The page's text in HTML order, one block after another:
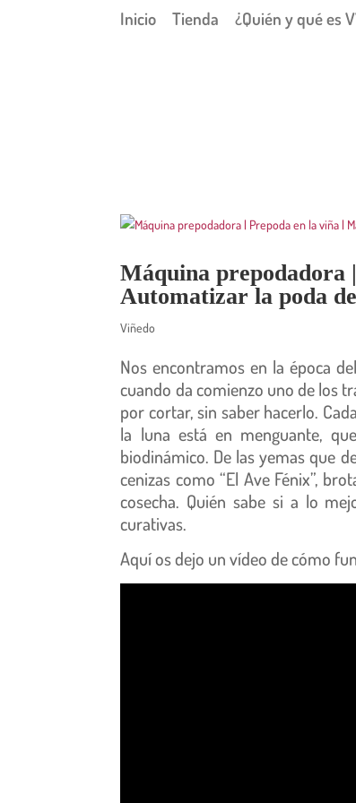
Inicio Tienda ¿Quién y qué es
Máquina prepodadora
Automatizar la poda
Viñedo
Nos encontramos en la época
cuando da comienzo uno de los
por cortar, sin saber hacerlo.
la luna está en menguante,
biodinámico. De las yemas que
cenizas como “El Ave Fénix”,
cosecha. Quién sabe si a lo
curativas.
Aquí os dejo un vídeo de cómo